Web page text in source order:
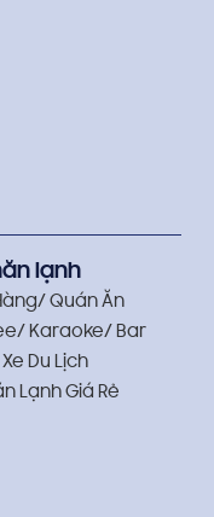
lạnh
Quán Ăn
Karaoke/ Bar
Du Lịch
Lạnh Giá Rẻ